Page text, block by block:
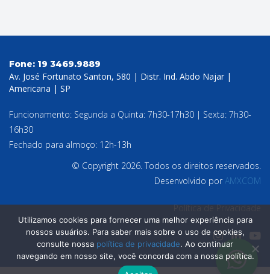
Fone: 19 3469.9889
Av. José Fortunato Santon, 580 | Distr. Ind. Abdo Najar |
Americana | SP
Funcionamento: Segunda a Quinta: 7h30-17h30 | Sexta: 7h30-
16h30
Fechado para almoço: 12h-13h
© Copyright 2026. Todos os direitos reservados.
Desenvolvido porAMXCOM
Política de Privacidade
Utilizamos cookies para fornecer uma melhor experiência para
nossos usuários. Para saber mais sobre o uso de cookies,
consulte nossa política de privacidade. Ao continuar
navegando em nosso site, você concorda com a nossa política.